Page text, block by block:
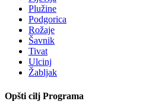
Plužine
Podgorica
Rožaje
Šavnik
Tivat
Ulcinj
Žabljak
Opšti cilj Programa